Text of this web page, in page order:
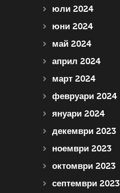
юли 2024
юни 2024
май 2024
април 2024
март 2024
февруари 2024
януари 2024
декември 2023
ноември 2023
октомври 2023
септември 2023